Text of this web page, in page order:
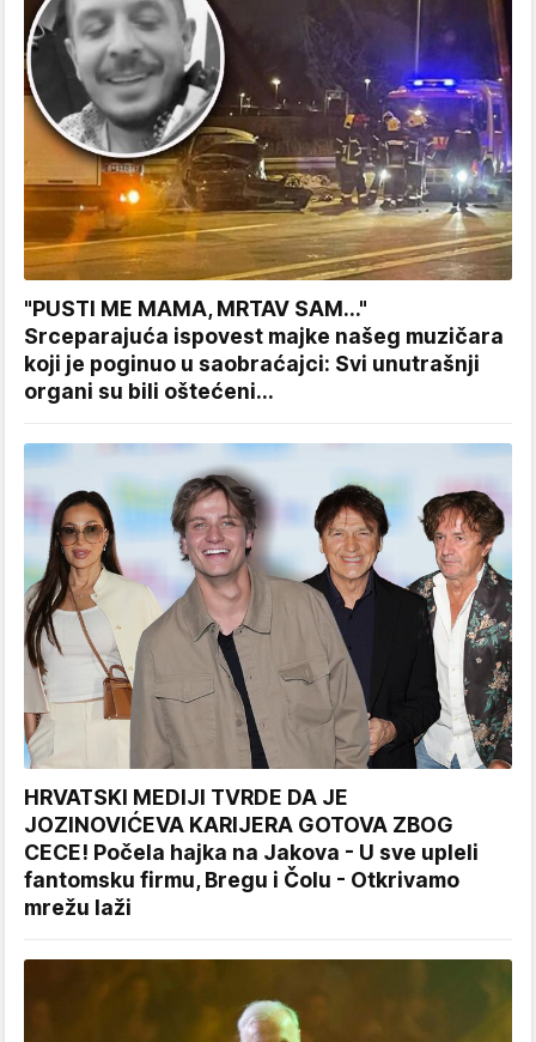
"PUSTI ME MAMA, MRTAV SAM..."
Srceparajuća ispovest majke našeg muzičara
koji je poginuo u saobraćajci: Svi unutrašnji
organi su bili oštećeni...
HRVATSKI MEDIJI TVRDE DA JE
JOZINOVIĆEVA KARIJERA GOTOVA ZBOG
CECE! Počela hajka na Jakova - U sve upleli
fantomsku firmu, Bregu i Čolu - Otkrivamo
mrežu laži